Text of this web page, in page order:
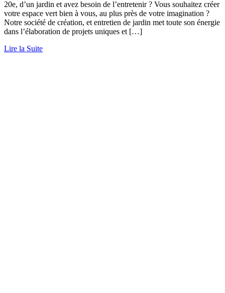
20e, d’un jardin et avez besoin de l’entretenir ? Vous souhaitez créer
votre espace vert bien à vous, au plus près de votre imagination ?
Notre société de création, et entretien de jardin met toute son énergie
dans l’élaboration de projets uniques et […]
Lire la Suite